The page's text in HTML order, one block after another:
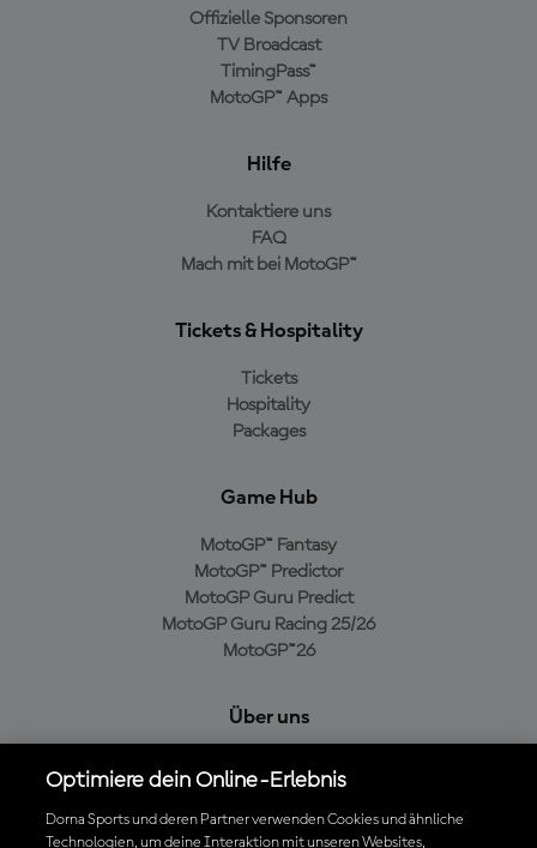
Offizielle Sponsoren
TV Broadcast
TimingPass™
MotoGP™ Apps
Hilfe
Kontaktiere uns
FAQ
Mach mit bei MotoGP™
Tickets & Hospitality
Tickets
Hospitality
Packages
Game Hub
MotoGP™ Fantasy
MotoGP™ Predictor
MotoGP Guru Predict
MotoGP Guru Racing 25/26
MotoGP™26
Über uns
Cookie-Richtlinien
Geschäftsbedingungen
Optimiere dein Online-Erlebnis
Dorna Sports und deren Partner verwenden Cookies und ähnliche
Technologien, um deine Interaktion mit unseren Websites,